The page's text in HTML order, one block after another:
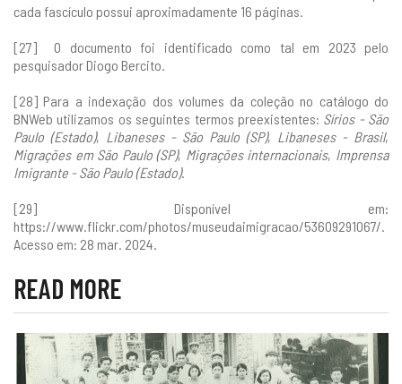
cada fascículo possui aproximadamente 16 páginas.
[27] O documento foi identificado como tal em 2023 pelo
pesquisador Diogo Bercito.
[28] Para a indexação dos volumes da coleção no catálogo do
BNWeb utilizamos os seguintes termos preexistentes: Sírios - São
Paulo (Estado), Libaneses - São Paulo (SP), Libaneses - Brasil,
Migrações em São Paulo (SP), Migrações internacionais, Imprensa
Imigrante - São Paulo (Estado).
[29] Disponível em:
https://www.flickr.com/photos/museudaimigracao/53609291067/.
Acesso em: 28 mar. 2024.
READ MORE